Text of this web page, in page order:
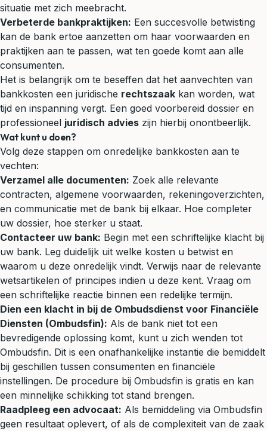
situatie met zich meebracht.
Verbeterde bankpraktijken: Een succesvolle betwisting
kan de bank ertoe aanzetten om haar voorwaarden en
praktijken aan te passen, wat ten goede komt aan alle
consumenten.
Het is belangrijk om te beseffen dat het aanvechten van
bankkosten een juridische rechtszaak kan worden, wat
tijd en inspanning vergt. Een goed voorbereid dossier en
professioneel juridisch advies zijn hierbij onontbeerlijk.
Wat kunt u doen?
Volg deze stappen om onredelijke bankkosten aan te
vechten:
Verzamel alle documenten: Zoek alle relevante
contracten, algemene voorwaarden, rekeningoverzichten,
en communicatie met de bank bij elkaar. Hoe completer
uw dossier, hoe sterker u staat.
Contacteer uw bank: Begin met een schriftelijke klacht bij
uw bank. Leg duidelijk uit welke kosten u betwist en
waarom u deze onredelijk vindt. Verwijs naar de relevante
wetsartikelen of principes indien u deze kent. Vraag om
een schriftelijke reactie binnen een redelijke termijn.
Dien een klacht in bij de Ombudsdienst voor Financiële
Diensten (Ombudsfin): Als de bank niet tot een
bevredigende oplossing komt, kunt u zich wenden tot
Ombudsfin. Dit is een onafhankelijke instantie die bemiddelt
bij geschillen tussen consumenten en financiële
instellingen. De procedure bij Ombudsfin is gratis en kan
een minnelijke schikking tot stand brengen.
Raadpleeg een advocaat: Als bemiddeling via Ombudsfin
geen resultaat oplevert, of als de complexiteit van de zaak